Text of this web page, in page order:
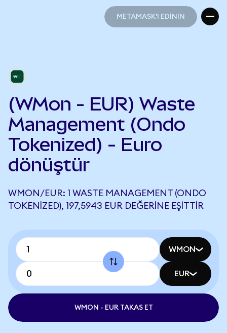
METAMASK'I EDİNİN
(WMon - EUR) Waste
Management (Ondo
Tokenized) - Euro
dönüştür
WMON/EUR: 1 WASTE MANAGEMENT (ONDO
TOKENIZED), 197,5943 EUR DEĞERINE EŞITTIR
WMON
EUR
WMON - EUR TAKAS ET